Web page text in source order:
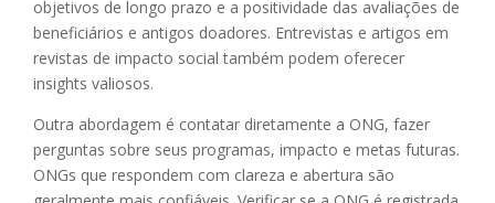
objetivos de longo prazo e a positividade das avaliações de
beneficiários e antigos doadores. Entrevistas e artigos em
revistas de impacto social também podem oferecer
insights valiosos.
Outra abordagem é contatar diretamente a ONG, fazer
perguntas sobre seus programas, impacto e metas futuras.
ONGs que respondem com clareza e abertura são